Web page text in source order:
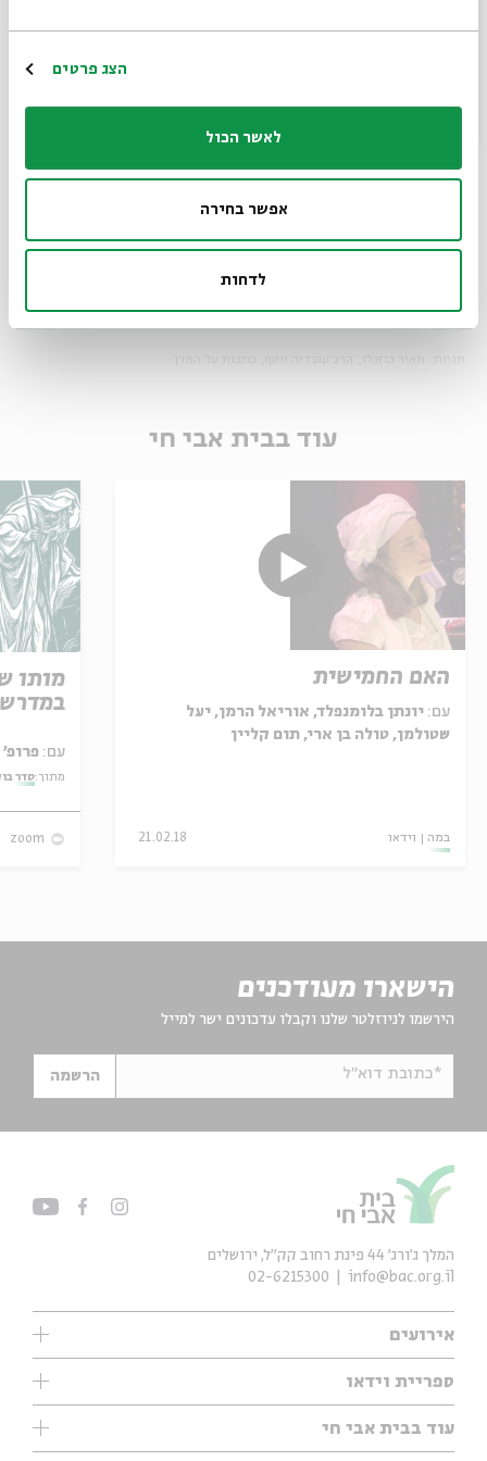
הצג פרטים
לאשר הכול
אפשר בחירה
לדחות
מהרה חבר וגם תנא, שונה הלכות ומשנה". כך ביקש רבי שלום
שבזי מן השר הממונה על שערי גן עדן שיזדרז לקבל את
החברותא שלו.
הֶיֵה מליץ יושר עלינו בשעות קשות אלה. השחיתות, גסות הרוח,
עורלת הלב, החמדנות מצד אחד והאיומים הקשים מצד שני –
ואנחנו לא נדע מה נעשה.
עוד בבית אבי חי
האם החמישית
עם:
יונתן בלומנפלד, אוריאל הרמן, יעל
שטולמן, טולה בן ארי, תום קליין
במה וידאו 21.02.18
מותו
עם: פרופ' אביגדור שנאן
מתוך:סדר
zoom
הישארו מעודכנים
הירשמו לניוזלטר שלנו וקבלו עדכונים ישר למייל
*כתובת דוא"ל הרשמה
אירועים
עיון
אנגלית
ספריית וידאו
ילדים
מוזיקה
עוד בבית אבי חי
תערוכות
המלך ג'ורג' 44 פינת רחוב קק״ל, ירושלים
info@bac.org.il
02-6215300